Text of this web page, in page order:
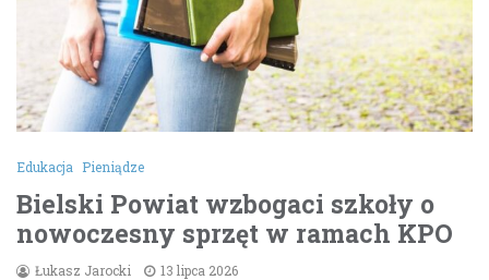
Edukacja Pieniądze
Bielski Powiat wzbogaci szkoły o
nowoczesny sprzęt w ramach KPO
Łukasz Jarocki 13 lipca 2026